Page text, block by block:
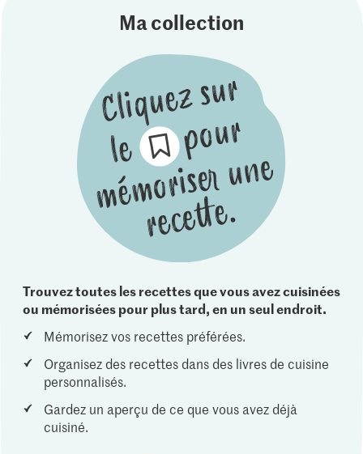
Ma collection
Trouvez toutes les recettes que vous avez cuisinées
ou mémorisées pour plus tard, en un seul endroit.
Mémorisez vos recettes préférées.
Organisez des recettes dans des livres de cuisine
personnalisés.
Gardez un aperçu de ce que vous avez déjà
cuisiné.